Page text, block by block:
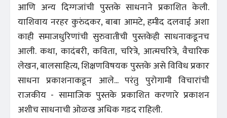
आणि अन्य दिग्गजांची पुस्तके साधनाने प्रकाशित केली.
याशिवाय नरहर कुरुंदकर, बाबा आमटे, हमीद दलवाई अशा
काही समाजधुरिणांची सुरुवातीची पुस्तकेही साधनाकडूनच
आली. कथा, कादंबरी, कविता, चरित्रे, आत्मचरित्रे, वैचारिक
लेखन, बालसाहित्य, शिक्षणविषयक पुस्तके असे विविध प्रकार
साधना प्रकाशनाकडून आले... परंतु पुरोगामी विचारांची
राजकीय - सामाजिक पुस्तके प्रकाशित करणारे प्रकाशन
अशीच साधनाची ओळख अधिक गडद राहिली.